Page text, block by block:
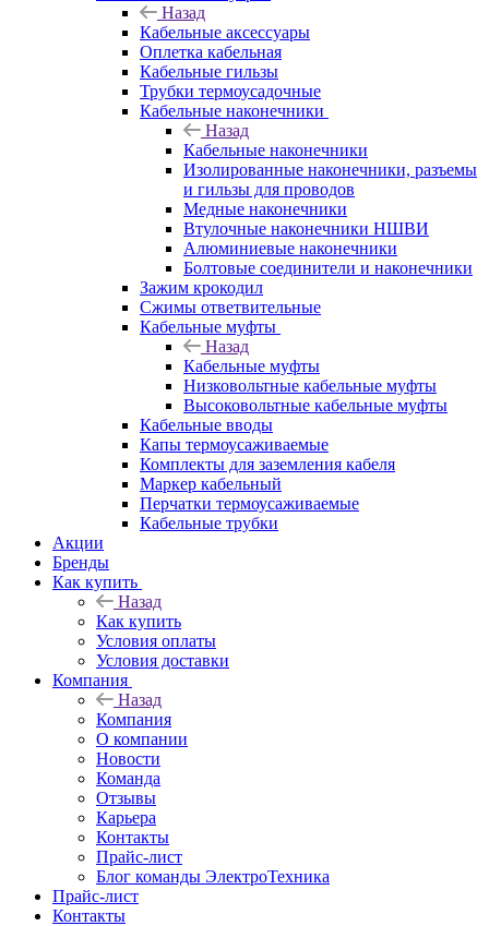
Назад
Кабельные аксессуары
Оплетка кабельная
Кабельные гильзы
Трубки термоусадочные
Кабельные наконечники
Назад
Кабельные наконечники
Изолированные наконечники, разъемы
и гильзы для проводов
Медные наконечники
Втулочные наконечники НШВИ
Алюминиевые наконечники
Болтовые соединители и наконечники
Зажим крокодил
Сжимы ответвительные
Кабельные муфты
Назад
Кабельные муфты
Низковольтные кабельные муфты
Высоковольтные кабельные муфты
Кабельные вводы
Капы термоусаживаемые
Комплекты для заземления кабеля
Маркер кабельный
Перчатки термоусаживаемые
Кабельные трубки
Акции
Бренды
Как купить
Назад
Как купить
Условия оплаты
Условия доставки
Компания
Назад
Компания
О компании
Новости
Команда
Отзывы
Карьера
Контакты
Прайс-лист
Блог команды ЭлектроТехника
Прайс-лист
Контакты